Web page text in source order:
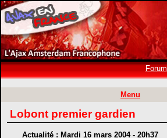
Forum
Menu
Lobont premier gardien
Actualité : Mardi 16 mars 2004 - 20h37